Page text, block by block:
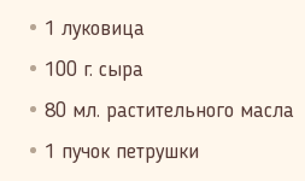
1 луковица
100 г. сыра
80 мл. растительного масла
1 пучок петрушки